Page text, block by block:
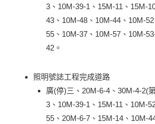
3、10M-39-1、15M-11、15M-
43、10M-48、10M-44、10M-
55、10M-37、10M-57、10M-
42。
照明號誌工程完成道路
廣(停)三、20M-6-4、30M-4-2(
3、10M-39-1、15M-11、10M-
55、20M-6-7、15M-14、10M-